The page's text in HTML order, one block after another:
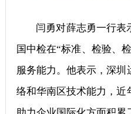
闫勇对薛志勇一行表
国中检在“标准、检验、
服务能力。他表示，深圳
络和华南区技术能力，近